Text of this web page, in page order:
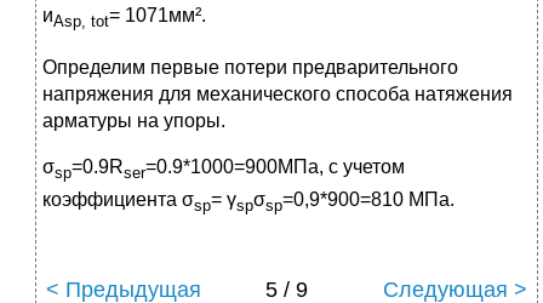
иAsp, tot= 1071мм².
Определим первые потери предварительного
напряжения для механического способа натяжения
арматуры на упоры.
σsp=0.9Rser=0.9*1000=900МПа, с учетом
коэффициента σsp= γspσsp=0,9*900=810 МПа.
< Предыдущая 5 / 9 Следующая >